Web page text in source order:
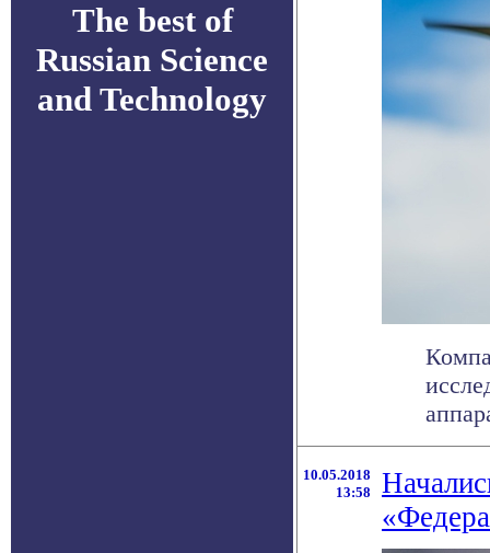
The best of
Russian Science
and Technology
10.05.2018
13:58